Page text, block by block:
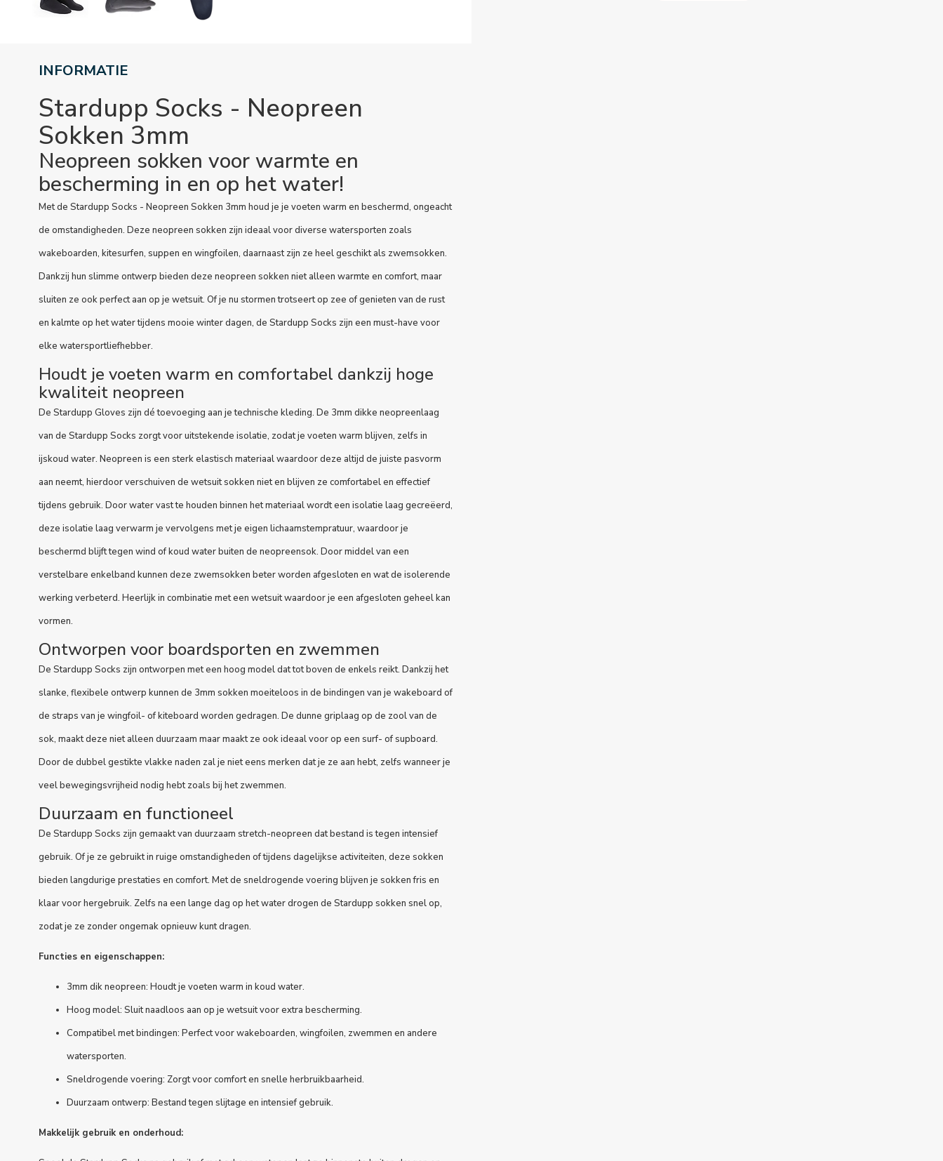
INFORMATIE
Stardupp Socks - Neopreen
Sokken 3mm
Neopreen sokken voor warmte en
bescherming in en op het water!
Met de Stardupp Socks - Neopreen Sokken 3mm houd je je voeten warm en beschermd, ongeacht
de omstandigheden. Deze neopreen sokken zijn ideaal voor diverse watersporten zoals
wakeboarden, kitesurfen, suppen en wingfoilen, daarnaast zijn ze heel geschikt als zwemsokken.
Dankzij hun slimme ontwerp bieden deze neopreen sokken niet alleen warmte en comfort, maar
sluiten ze ook perfect aan op je wetsuit. Of je nu stormen trotseert op zee of genieten van de rust
en kalmte op het water tijdens mooie winter dagen, de Stardupp Socks zijn een must-have voor
elke watersportliefhebber.
Houdt je voeten warm en comfortabel dankzij hoge
kwaliteit neopreen
De Stardupp Gloves zijn dé toevoeging aan jetechnische kleding. De 3mm dikke neopreenlaag
van de Stardupp Socks zorgt voor uitstekende isolatie, zodat je voeten warm blijven, zelfs in
ijskoud water. Neopreen is een sterk elastisch materiaal waardoor deze altijd de juiste pasvorm
aan neemt, hierdoor verschuiven de wetsuit sokken niet en blijven ze comfortabel en effectief
tijdens gebruik. Door water vast te houden binnen het materiaal wordt een isolatie laag gecreëerd,
deze isolatie laag verwarm je vervolgens met je eigen lichaamstempratuur, waardoor je
beschermd blijft tegen wind of koud water buiten de neopreensok. Door middel van een
verstelbare enkelband kunnen deze zwemsokken beter worden afgesloten en wat de isolerende
werking verbeterd. Heerlijk in combinatie met een wetsuitwaardoor je een afgesloten geheel kan
vormen.
Ontworpen voor boardsporten en zwemmen
De Stardupp Socks zijn ontworpen met een hoog model dat tot boven de enkels reikt. Dankzij het
slanke, flexibele ontwerp kunnen de 3mm sokken moeiteloos in de bindingen van je wakeboard of
de straps van je wingfoil- of kiteboard worden gedragen. De dunne griplaag op de zool van de
sok, maakt deze niet alleen duurzaam maar maakt ze ook ideaal voor op een surf- ofsupboard.
Door de dubbel gestikte vlakke naden zal je niet eens merken dat je ze aan hebt, zelfs wanneer je
veel bewegingsvrijheid nodig hebt zoals bij het zwemmen.
Duurzaam en functioneel
De Stardupp Socks zijn gemaakt van duurzaam stretch-neopreen dat bestand is tegen intensief
gebruik. Of je ze gebruikt in ruige omstandigheden of tijdens dagelijkse activiteiten, deze sokken
bieden langdurige prestaties en comfort. Met de sneldrogende voering blijven je sokken fris en
klaar voor hergebruik. Zelfs na een lange dag op het water drogen de Stardupp sokken snel op,
zodat je ze zonder ongemak opnieuw kunt dragen.
Functies en eigenschappen:
3mm dik neopreen: Houdt je voeten warm in koud water.
Hoog model: Sluit naadloos aan op je wetsuit voor extra bescherming.
Compatibel met bindingen: Perfect voor wakeboarden, wingfoilen, zwemmen en andere
watersporten.
Sneldrogende voering: Zorgt voor comfort en snelle herbruikbaarheid.
Duurzaam ontwerp: Bestand tegen slijtage en intensief gebruik.
Makkelijk gebruik en onderhoud: